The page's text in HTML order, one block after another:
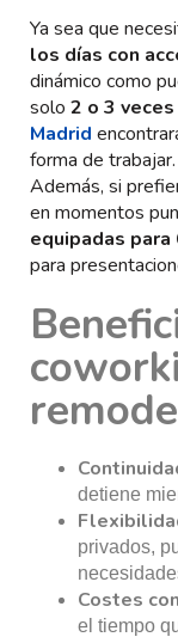
Ya sea que
los días con
dinámico como
solo 2 o 3
Madrid
forma de trabajar.
Además, si
en momentos
equipadas
para
detiene
privados,
Costes
el tiempo